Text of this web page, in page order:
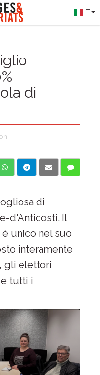
IT
di
di
d'Anticosti. Il
unico nel suo
interamente
gli elettori
tutti i